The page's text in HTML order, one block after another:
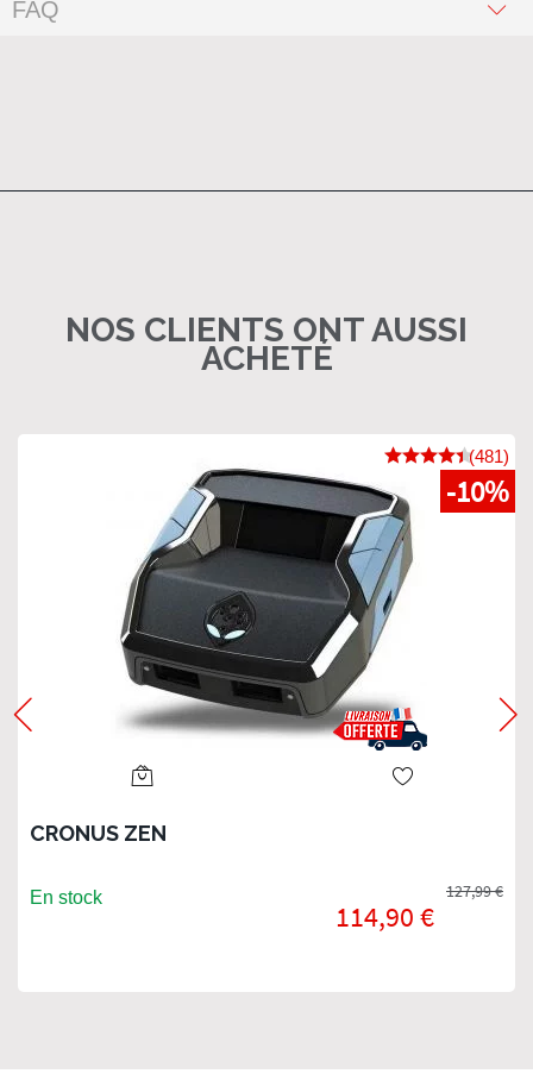
FAQ
NOS CLIENTS ONT AUSSI
ACHETÉ
-10%
CRONUS ZEN
(481)
En stock
114,90 €
127,99 €